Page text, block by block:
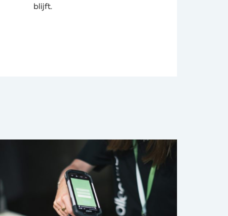
blijft.